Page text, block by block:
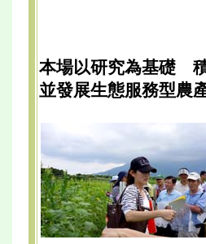
本場以研究為基礎
並發展生態服務型農